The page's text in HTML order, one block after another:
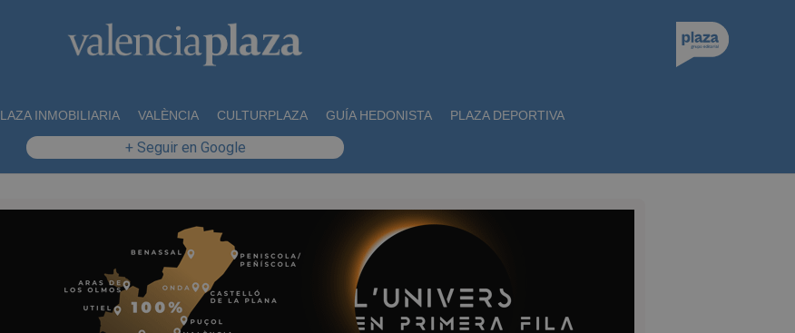
INMOBILIARIA VALÈNCIA CULTURPLAZA GUÍA HEDONISTA PLAZA DEPORTIVA
+ Seguir en Google